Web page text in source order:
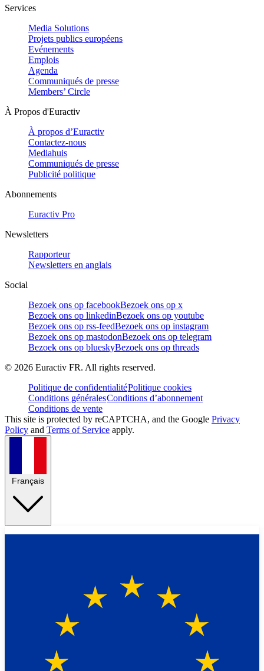
Services
Media Solutions
Projets publics européens
Evénements
Emplois
Agenda
Communiqués de presse
Members’ Circle
À Propos d'Euractiv
À propos d’Euractiv
Contactez-nous
Mediahuis
Communiqués de presse
Publicité politique
Abonnements
Euractiv Pro
Newsletters
Rapporteur
Newsletters en anglais
Social
Bezoek ons op facebookBezoek ons op x
Bezoek ons op linkedinBezoek ons op youtube
Bezoek ons op rss-feedBezoek ons op instagram
Bezoek ons op mastodonBezoek ons op telegram
Bezoek ons op blueskyBezoek ons op threads
© 2026 Euractiv FR. All rights reserved.
Politique de confidentialitéPolitique cookies
Conditions généralesConditions d’abonnement
Conditions de vente
This site is protected by reCAPTCHA, and the Google Privacy
Policy and Terms of Service apply.
Français